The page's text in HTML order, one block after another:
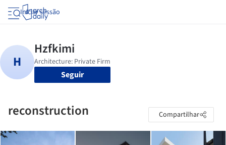
Iniciar sessão
Seguir
reconstruction Compartilhar